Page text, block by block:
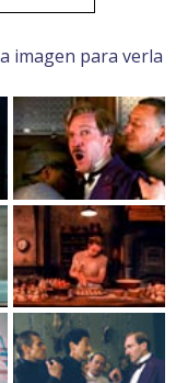
imagen para verla